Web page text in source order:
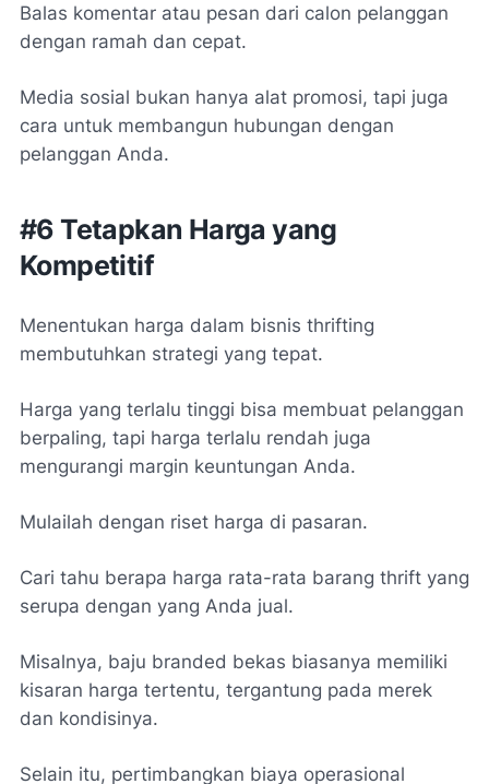
Balas komentar atau pesan dari calon pelanggan
dengan ramah dan cepat.
Media sosial bukan hanya alat promosi, tapi juga
cara untuk membangun hubungan dengan
pelanggan Anda.
#6 Tetapkan Harga yang
Kompetitif
Menentukan harga dalam bisnis thrifting
membutuhkan strategi yang tepat.
Harga yang terlalu tinggi bisa membuat pelanggan
berpaling, tapi harga terlalu rendah juga
mengurangi margin keuntungan Anda.
Mulailah dengan riset harga di pasaran.
Cari tahu berapa harga rata-rata barang thrift yang
serupa dengan yang Anda jual.
Misalnya, baju branded bekas biasanya memiliki
kisaran harga tertentu, tergantung pada merek
dan kondisinya.
Selain itu, pertimbangkan biaya operasional